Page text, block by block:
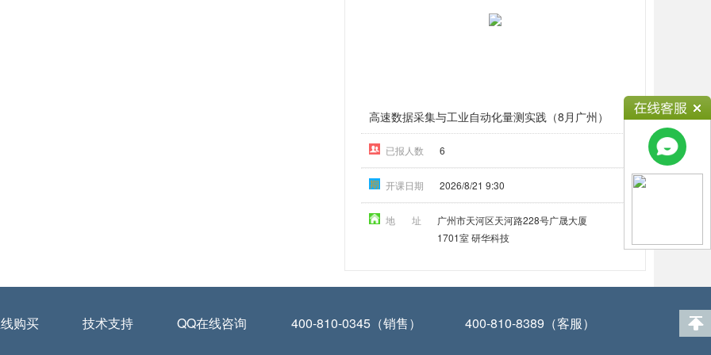
高速数据采集与工业自动化量测实践（8月广州）
已报人数 6
期 开课日期 2026/8/21 9:30
地 址
广州市天河区天河路228号广晟大厦
1701室 研华科技
购买 技术支持 QQ在线咨询 400-810-0345（销售） 400-810-8389（客服）